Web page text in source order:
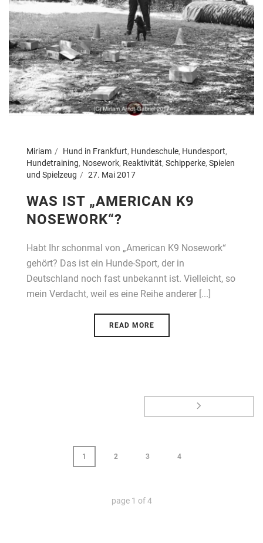
Miriam Hund in Frankfurt, Hundeschule, Hundesport,
Hundetraining, Nosework, Reaktivität, Schipperke, Spielen
und Spielzeug
27. Mai 2017
WAS IST „AMERICAN K9
NOSEWORK“?
Habt Ihr schonmal von „American K9 Nosework“
gehört? Das ist ein Hunde-Sport, der in
Deutschland noch fast unbekannt ist. Vielleicht, so
mein Verdacht, weil es eine Reihe anderer [...]
READ MORE
1 2 3 4
page 1 of4